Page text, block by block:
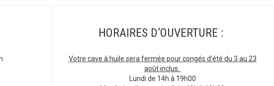
HORAIRES D’OUVERTURE :
Votre cave à huile sera fermée pour congés d'été du 3 au 23
août inclus.
Lundi de 14h à 19h00